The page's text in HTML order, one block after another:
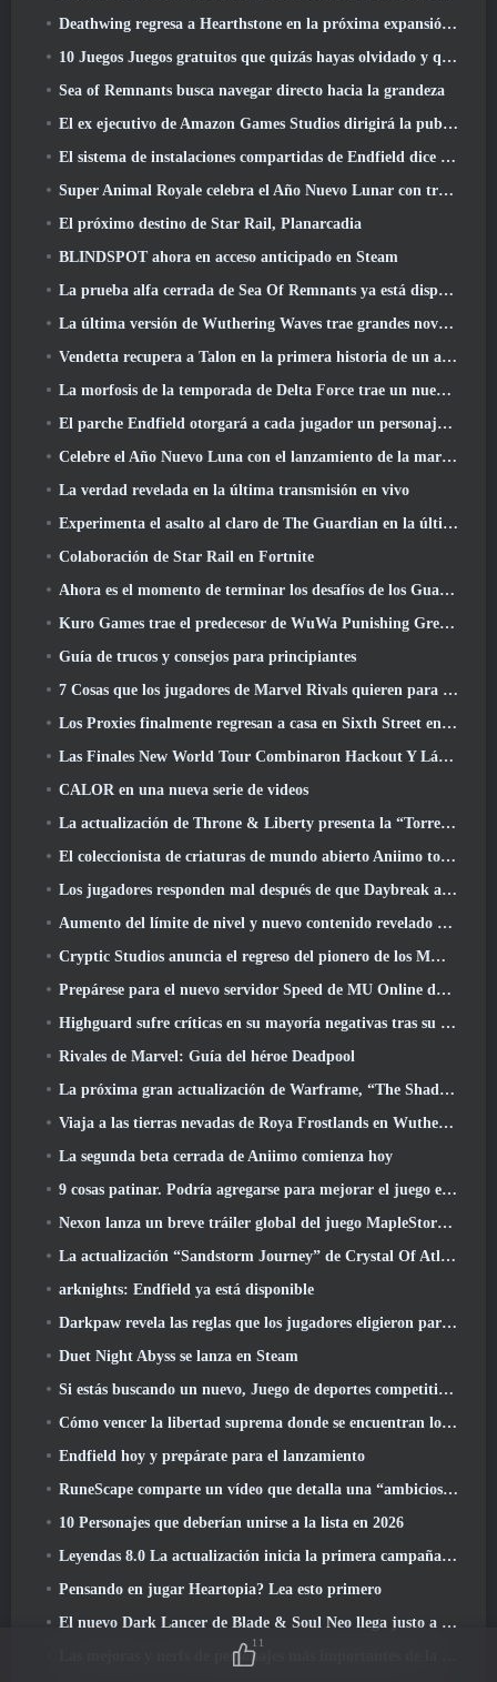
Deathwing regresa a Hearthstone en la próxima expansión de Cataclysm
10 Juegos Juegos gratuitos que quizás hayas olvidado y que participan en el PvP Fest de Steam
Sea of ​​Remnants busca navegar directo hacia la grandeza
El ex ejecutivo de Amazon Games Studios dirigirá la publicación occidental de Aion 2
El sistema de instalaciones compartidas de Endfield dice sobre los jugadores
Super Animal Royale celebra el Año Nuevo Lunar con tres semanas de eventos de Super Horse
El próximo destino de Star Rail, Planarcadia
BLINDSPOT ahora en acceso anticipado en Steam
La prueba alfa cerrada de Sea Of Remnants ya está disponible
La última versión de Wuthering Waves trae grandes novedades y cambios en la calidad de vida
Vendetta recupera a Talon en la primera historia de un año de duración en Overwatch (Sin "2", Blizzard está dejando eso)
La morfosis de la temporada de Delta Force trae un nuevo mapa, Modos, Y mejoras solicitadas por los jugadores
El parche Endfield otorgará a cada jugador un personaje gratuito de seis estrellas de su elección
Celebre el Año Nuevo Luna con el lanzamiento de la maravilla invernal de Palia: Actualización de Año Nuevo de Riffrocin
La verdad revelada en la última transmisión en vivo
Experimenta el asalto al claro de The Guardian en la última actualización de Guild Wars 2 que comienza hoy
Colaboración de Star Rail en Fortnite
Ahora es el momento de terminar los desafíos de los Guardianes de la Llama en Path Of Exile durante Legacy Of Phrecia
Kuro Games trae el predecesor de WuWa Punishing Grey Raven a Steam
Guía de trucos y consejos para principiantes
7 Cosas que los jugadores de Marvel Rivals quieren para el juego 2026
Los Proxies finalmente regresan a casa en Sixth Street en la versión de Zenless Zone Zero 2.6 Actualizar
Las Finales New World Tour Combinaron Hackout Y Láseres Orbitales
CALOR en una nueva serie de videos
La actualización de Throne & Liberty presenta la “Torre de la codicia” generada aleatoriamente
El coleccionista de criaturas de mundo abierto Aniimo toca las notas correctas
Los jugadores responden mal después de que Daybreak anunciara planes para saltarse las hojas de ruta de EverQuest y EQ2
Aumento del límite de nivel y nuevo contenido revelado en Phantasy Star Online 2: Corriente de onda titular de NGS
Cryptic Studios anuncia el regreso del pionero de los MMO Jack Emmert como director ejecutivo
Prepárese para el nuevo servidor Speed ​​de MU Online durante el evento previo
Highguard sufre críticas en su mayoría negativas tras su lanzamiento
Rivales de Marvel: Guía del héroe Deadpool
La próxima gran actualización de Warframe, “The Shadowgrapher” llegará en marzo
Viaja a las tierras nevadas de Roya Frostlands en Wuthering Waves Próxima versión 3.1
La segunda beta cerrada de Aniimo comienza hoy
9 cosas patinar. Podría agregarse para mejorar el juego en 2026
Nexon lanza un breve tráiler global del juego MapleStory Classic World
La actualización “Sandstorm Journey” de Crystal Of Atlan eleva el límite de nivel a 70
arknights: Endfield ya está disponible
Darkpaw revela las reglas que los jugadores eligieron para el próximo servidor Frostreaver de EverQuest
Duet Night Abyss se lanza en Steam
Si estás buscando un nuevo, Juego de deportes competitivos, La prueba beta cerrada del fútbol estilo libre 2 está en camino
Cómo vencer la libertad suprema donde se encuentran los vientos
Endfield hoy y prepárate para el lanzamiento
RuneScape comparte un vídeo que detalla una “ambiciosa serie de actualizaciones de contenido”
10 Personajes que deberían unirse a la lista en 2026
Leyendas 8.0 La actualización inicia la primera campaña de 2026
Pensando en jugar Heartopia? Lea esto primero
El nuevo Dark Lancer de Blade & Soul Neo llega justo a tiempo para el primer aniversario
Las mejoras y nerfs de personajes más importantes de la temporada 6
11